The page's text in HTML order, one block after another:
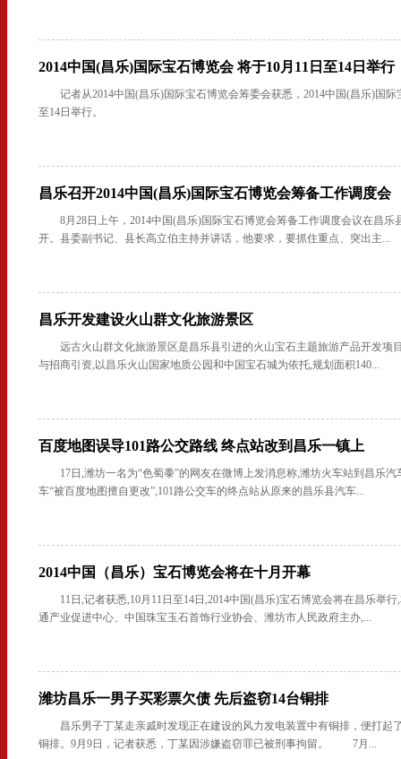
2014中国(昌乐)国际宝石博览会 将于10月11日至14日举行
记者从2014中国(昌乐)国际宝石博览会筹委会获悉，2014中国(昌乐)国际
至14日举行。
昌乐召开2014中国(昌乐)国际宝石博览会筹备工作调度会
8月28日上午，2014中国(昌乐)国际宝石博览会筹备工作调度会议在昌乐
开。县委副书记、县长高立伯主持并讲话，他要求，要抓住重点、突出主...
昌乐开发建设火山群文化旅游景区
远古火山群文化旅游景区是昌乐县引进的火山宝石主题旅游产品开发项
与招商引资,以昌乐火山国家地质公园和中国宝石城为依托,规划面积140...
百度地图误导101路公交路线 终点站改到昌乐一镇上
17日,潍坊一名为“色蜀黍”的网友在微博上发消息称,潍坊火车站到昌乐汽
车“被百度地图擅自更改”,101路公交车的终点站从原来的昌乐县汽车...
2014中国（昌乐）宝石博览会将在十月开幕
11日,记者获悉,10月11日至14日,2014中国(昌乐)宝石博览会将在昌乐举
通产业促进中心、中国珠宝玉石首饰行业协会、潍坊市人民政府主办,...
潍坊昌乐一男子买彩票欠债 先后盗窃14台铜排
昌乐男子丁某走亲戚时发现正在建设的风力发电装置中有铜排，便打起
铜排。9月9日，记者获悉，丁某因涉嫌盗窃罪已被刑事拘留。 7月...